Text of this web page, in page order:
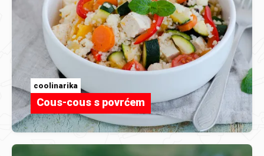
coolinarika
Cous-cous s povrćem